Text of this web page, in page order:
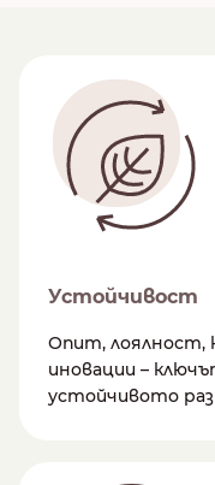
Устойчивост
Опит, лоялност,
иновации –
устойчивото